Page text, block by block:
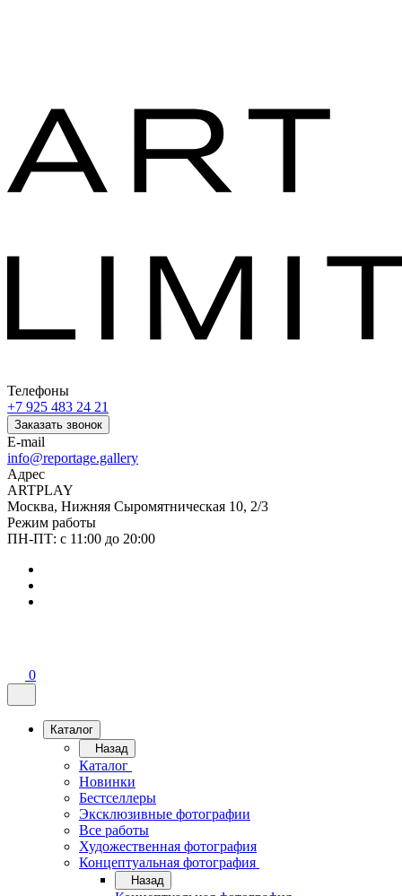
Телефоны
+7 925 483 24 21
Заказать звонок
E-mail
info@reportage.gallery
Адрес
ARTPLAY
Москва, Нижняя Сыромятническая 10, 2/3
Режим работы
ПН-ПТ: с 11:00 до 20:00
0
Каталог
Назад
Каталог
Новинки
Бестселлеры
Эксклюзивные фотографии
Все работы
Художественная фотография
Концептуальная фотография
Назад